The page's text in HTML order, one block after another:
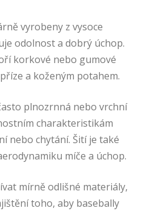
vyrobeny z vysoce
odolnost a dobrý úchop.
korkové nebo gumové
a koženým potahem.
plnozrnná nebo vrchní
charakteristikám
nebo chytání. Šití je také
míče a úchop.
mírně odlišné materiály,
toho, aby basebally